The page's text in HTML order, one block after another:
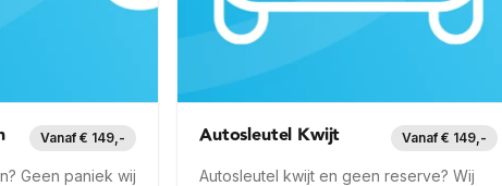
Vanaf € 149,-
Geen paniek wij
Autosleutel Kwijt Vanaf € 149,-
Autosleutel kwijt en geen reserve? Wij